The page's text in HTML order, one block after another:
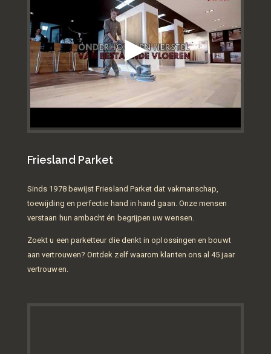
Friesland Parket
Sinds 1978 bewijst Friesland Parket dat vakmanschap,
toewijding en perfectie hand in hand gaan. Onze mensen
verstaan hun ambacht én begrijpen uw wensen.
Zoekt u een parketteur die denkt in oplossingen en bouwt
aan vertrouwen? Ontdek zelf waarom klanten ons al 45 jaar
vertrouwen.